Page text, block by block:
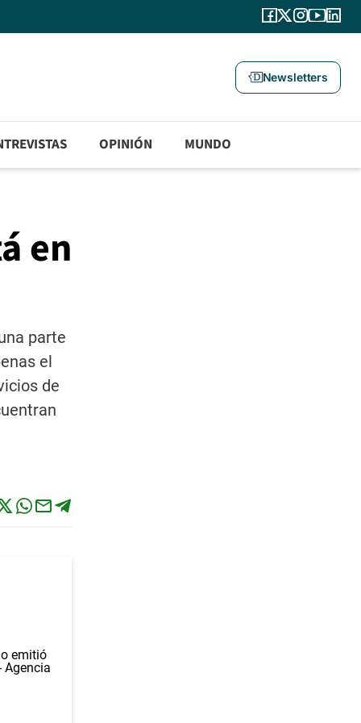
Newsletters
OPINIÓN MUNDO
en
parte
el
de